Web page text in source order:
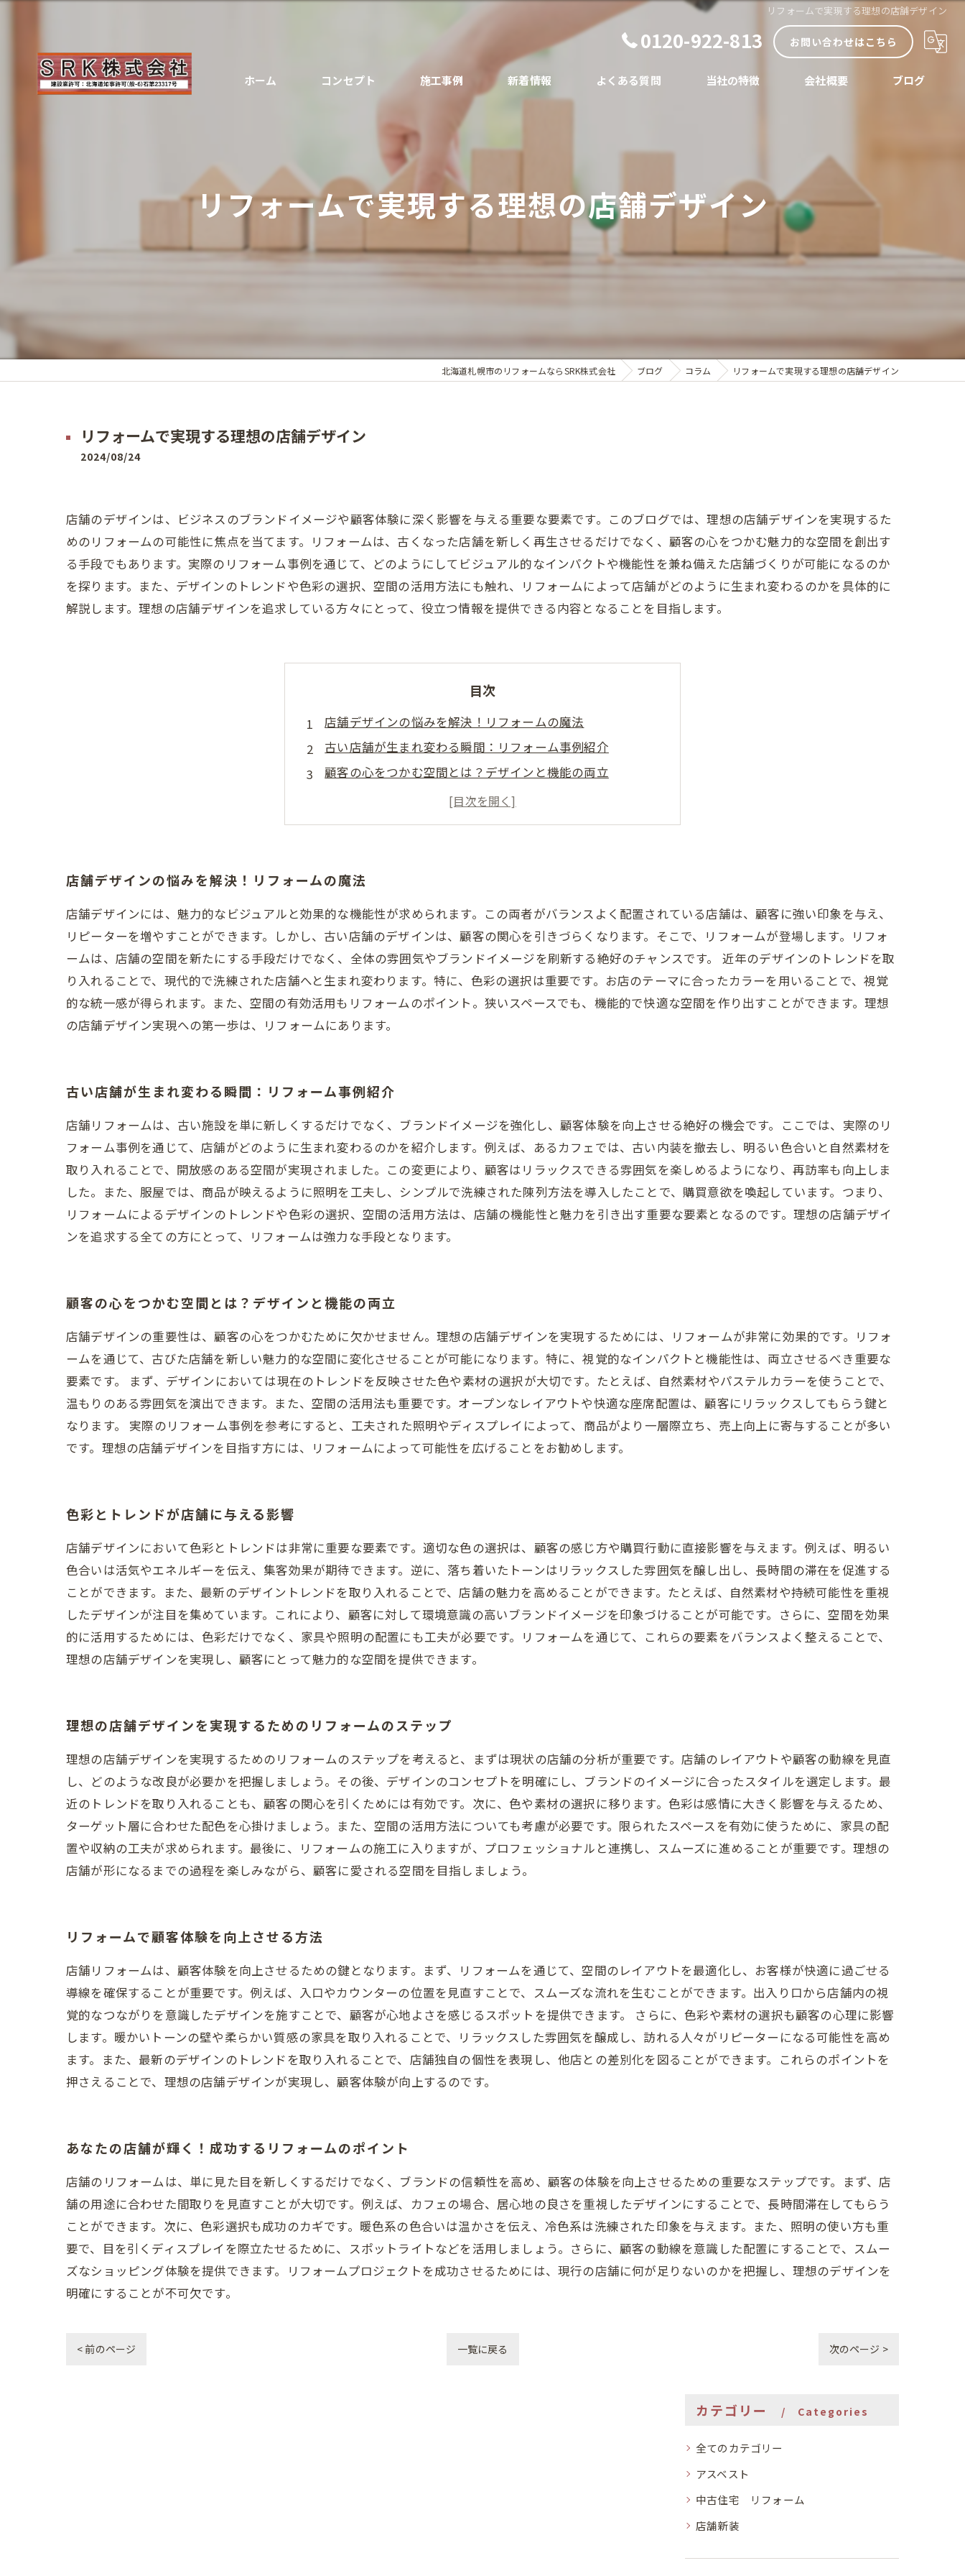
リフォームで実現する理想の店舗デザイン
0120-922-813 お問い合わせはこちら
ホーム コンセプト 施工事例 新着情報 よくある質問 当社の特徴
リノベーション
会社概要 ブログ
リフォームで実現する理想の店舗デザイン
北海道札幌市のリフォームならSRK株式会社 ブログ コラム リフォームで実現する理想の店舗デザイン
リフォームで実現する理想の店舗デザイン
2024/08/24
店舗のデザインは、ビジネスのブランドイメージや顧客体験に深く影響を与える重要な要素です。このブログでは、理想の店舗デザインを実現するた
めのリフォームの可能性に焦点を当てます。リフォームは、古くなった店舗を新しく再生させるだけでなく、顧客の心をつかむ魅力的な空間を創出す
る手段でもあります。実際のリフォーム事例を通じて、どのようにしてビジュアル的なインパクトや機能性を兼ね備えた店舗づくりが可能になるのか
を探ります。また、デザインのトレンドや色彩の選択、空間の活用方法にも触れ、リフォームによって店舗がどのように生まれ変わるのかを具体的に
解説します。理想の店舗デザインを追求している方々にとって、役立つ情報を提供できる内容となることを目指します。
目次
店舗デザインの悩みを解決！リフォームの魔法
古い店舗が生まれ変わる瞬間：リフォーム事例紹介
顧客の心をつかむ空間とは？デザインと機能の両立
色彩とトレンドが店舗に与える影響
理想の店舗デザインを実現するためのリフォームのステップ
あなたの店舗が輝く！成功するリフォームのポイント
店舗デザインの悩みを解決！リフォームの魔法
店舗デザインには、魅力的なビジュアルと効果的な機能性が求められます。この両者がバランスよく配置されている店舗は、顧客に強い印象を与え、
リピーターを増やすことができます。しかし、古い店舗のデザインは、顧客の関心を引きづらくなります。そこで、リフォームが登場します。リフォ
ームは、店舗の空間を新たにする手段だけでなく、全体の雰囲気やブランドイメージを刷新する絶好のチャンスです。 近年のデザインのトレンドを取
り入れることで、現代的で洗練された店舗へと生まれ変わります。特に、色彩の選択は重要です。お店のテーマに合ったカラーを用いることで、視覚
的な統一感が得られます。また、空間の有効活用もリフォームのポイント。狭いスペースでも、機能的で快適な空間を作り出すことができます。理想
の店舗デザイン実現への第一歩は、リフォームにあります。
古い店舗が生まれ変わる瞬間：リフォーム事例紹介
店舗リフォームは、古い施設を単に新しくするだけでなく、ブランドイメージを強化し、顧客体験を向上させる絶好の機会です。ここでは、実際のリ
フォーム事例を通じて、店舗がどのように生まれ変わるのかを紹介します。例えば、あるカフェでは、古い内装を撤去し、明るい色合いと自然素材を
取り入れることで、開放感のある空間が実現されました。この変更により、顧客はリラックスできる雰囲気を楽しめるようになり、再訪率も向上しま
した。また、服屋では、商品が映えるように照明を工夫し、シンプルで洗練された陳列方法を導入したことで、購買意欲を喚起しています。つまり、
リフォームによるデザインのトレンドや色彩の選択、空間の活用方法は、店舗の機能性と魅力を引き出す重要な要素となるのです。理想の店舗デザイ
ンを追求する全ての方にとって、リフォームは強力な手段となります。
顧客の心をつかむ空間とは？デザインと機能の両立
店舗デザインの重要性は、顧客の心をつかむために欠かせません。理想の店舗デザインを実現するためには、リフォームが非常に効果的です。リフォ
ームを通じて、古びた店舗を新しい魅力的な空間に変化させることが可能になります。特に、視覚的なインパクトと機能性は、両立させるべき重要な
要素です。 まず、デザインにおいては現在のトレンドを反映させた色や素材の選択が大切です。たとえば、自然素材やパステルカラーを使うことで、
温もりのある雰囲気を演出できます。また、空間の活用法も重要です。オープンなレイアウトや快適な座席配置は、顧客にリラックスしてもらう鍵と
なります。 実際のリフォーム事例を参考にすると、工夫された照明やディスプレイによって、商品がより一層際立ち、売上向上に寄与することが多い
です。理想の店舗デザインを目指す方には、リフォームによって可能性を広げることをお勧めします。
色彩とトレンドが店舗に与える影響
店舗デザインにおいて色彩とトレンドは非常に重要な要素です。適切な色の選択は、顧客の感じ方や購買行動に直接影響を与えます。例えば、明るい
色合いは活気やエネルギーを伝え、集客効果が期待できます。逆に、落ち着いたトーンはリラックスした雰囲気を醸し出し、長時間の滞在を促進する
ことができます。また、最新のデザイントレンドを取り入れることで、店舗の魅力を高めることができます。たとえば、自然素材や持続可能性を重視
したデザインが注目を集めています。これにより、顧客に対して環境意識の高いブランドイメージを印象づけることが可能です。さらに、空間を効果
的に活用するためには、色彩だけでなく、家具や照明の配置にも工夫が必要です。リフォームを通じて、これらの要素をバランスよく整えることで、
理想の店舗デザインを実現し、顧客にとって魅力的な空間を提供できます。
理想の店舗デザインを実現するためのリフォームのステップ
理想の店舗デザインを実現するためのリフォームのステップを考えると、まずは現状の店舗の分析が重要です。店舗のレイアウトや顧客の動線を見直
し、どのような改良が必要かを把握しましょう。その後、デザインのコンセプトを明確にし、ブランドのイメージに合ったスタイルを選定します。最
近のトレンドを取り入れることも、顧客の関心を引くためには有効です。次に、色や素材の選択に移ります。色彩は感情に大きく影響を与えるため、
ターゲット層に合わせた配色を心掛けましょう。また、空間の活用方法についても考慮が必要です。限られたスペースを有効に使うために、家具の配
置や収納の工夫が求められます。最後に、リフォームの施工に入りますが、プロフェッショナルと連携し、スムーズに進めることが重要です。理想の
店舗が形になるまでの過程を楽しみながら、顧客に愛される空間を目指しましょう。
リフォームで顧客体験を向上させる方法
店舗リフォームは、顧客体験を向上させるための鍵となります。まず、リフォームを通じて、空間のレイアウトを最適化し、お客様が快適に過ごせる
導線を確保することが重要です。例えば、入口やカウンターの位置を見直すことで、スムーズな流れを生むことができます。出入り口から店舗内の視
覚的なつながりを意識したデザインを施すことで、顧客が心地よさを感じるスポットを提供できます。 さらに、色彩や素材の選択も顧客の心理に影響
します。暖かいトーンの壁や柔らかい質感の家具を取り入れることで、リラックスした雰囲気を醸成し、訪れる人々がリピーターになる可能性を高め
ます。また、最新のデザインのトレンドを取り入れることで、店舗独自の個性を表現し、他店との差別化を図ることができます。これらのポイントを
押さえることで、理想の店舗デザインが実現し、顧客体験が向上するのです。
あなたの店舗が輝く！成功するリフォームのポイント
店舗のリフォームは、単に見た目を新しくするだけでなく、ブランドの信頼性を高め、顧客の体験を向上させるための重要なステップです。まず、店
舗の用途に合わせた間取りを見直すことが大切です。例えば、カフェの場合、居心地の良さを重視したデザインにすることで、長時間滞在してもらう
ことができます。次に、色彩選択も成功のカギです。暖色系の色合いは温かさを伝え、冷色系は洗練された印象を与えます。また、照明の使い方も重
要で、目を引くディスプレイを際立たせるために、スポットライトなどを活用しましょう。さらに、顧客の動線を意識した配置にすることで、スムー
ズなショッピング体験を提供できます。リフォームプロジェクトを成功させるためには、現行の店舗に何が足りないのかを把握し、理想のデザインを
明確にすることが不可欠です。
< 前のページ 一覧に戻る 次のページ >
カテゴリー Categories
全てのカテゴリー
アスベスト
中古住宅 リフォーム
店舗新装